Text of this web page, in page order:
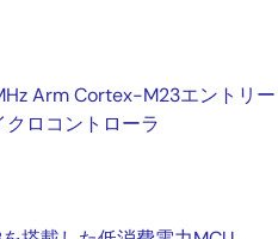
Arm Cortex-M23エントリ
ロコントローラ